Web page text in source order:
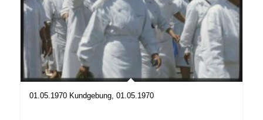
01.05.1970 Kundgebung, 01.05.1970